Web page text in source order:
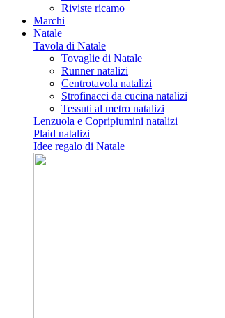
Riviste ricamo
Marchi
Natale
Tavola di Natale
Tovaglie di Natale
Runner natalizi
Centrotavola natalizi
Strofinacci da cucina natalizi
Tessuti al metro natalizi
Lenzuola e Copripiumini natalizi
Plaid natalizi
Idee regalo di Natale